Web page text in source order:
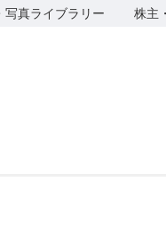
写真ライブラリー 株主